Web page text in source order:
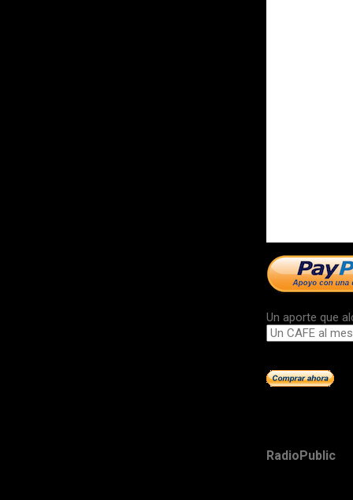
Un aporte que
RadioPublic